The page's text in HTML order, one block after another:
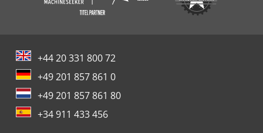
+44 20 331 800 72
+49 201 857 861 0
+49 201 857 861 80
+34 911 433 456